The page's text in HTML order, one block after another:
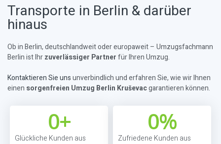
Transporte in Berlin & darüber
hinaus
Ob in Berlin, deutschlandweit oder europaweit – Umzugsfachmann
Berlin ist Ihrzuverlässiger Partnerfür Ihren Umzug.
Kontaktieren Sie unsunverbindlich und erfahren Sie, wie wir Ihnen
einen sorgenfreien Umzug Berlin Kruševacgarantieren können.
Glückliche Kunden aus
0+
Zufriedene Kunden aus
0%